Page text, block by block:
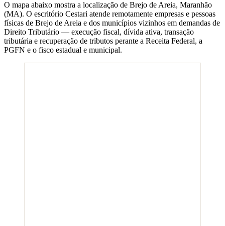
O mapa abaixo mostra a localização de Brejo de Areia, Maranhão
(MA). O escritório Cestari atende remotamente empresas e pessoas
físicas de Brejo de Areia e dos municípios vizinhos em demandas de
Direito Tributário — execução fiscal, dívida ativa, transação
tributária e recuperação de tributos perante a Receita Federal, a
PGFN e o fisco estadual e municipal.